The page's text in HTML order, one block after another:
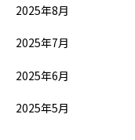
2025年8月
2025年7月
2025年6月
2025年5月